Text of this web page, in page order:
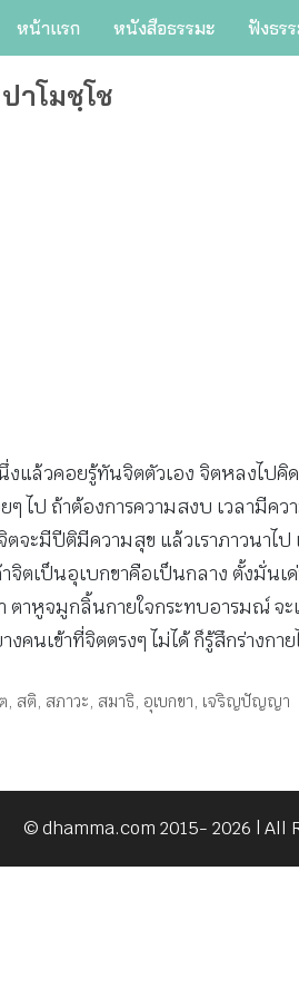
หน้าแรก หนังสือธรรมะ ฟังธร
าโมชฺโช
งแล้วคอยรู้ทันจิตตัวเอง จิตหลงไ
ไป ถ้าต้องการความสงบ เวลามี
จะมีปีติมีความสุข แล้วเราภาวนา
ตเป็นอุเบกขาคือเป็นกลาง ตั้งมั่น
าหูจมูกลิ้นกายใจกระทบอารมณ์ จ
งคนเข้าที่จิตตรงๆ ไม่ได้ ก็รู้สึกร่าง
, สติ, สภาวะ, สมาธิ, อุเบกขา, เจริญปัญญา
© dhamma.com 2015- 2026 | All